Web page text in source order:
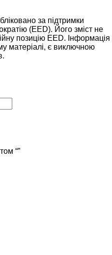
за підтримки
(EED). Його зміст не
позицію EED. Інформація
матеріалі, є виключною
“”